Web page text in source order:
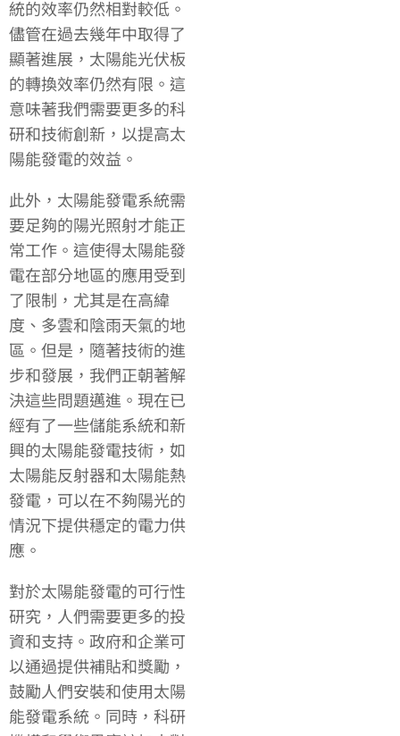
統的效率仍然相對較低。
儘管在過去幾年中取得了
顯著進展，太陽能光伏板
的轉換效率仍然有限。這
意味著我們需要更多的科
研和技術創新，以提高太
陽能發電的效益。
此外，太陽能發電系統需
要足夠的陽光照射才能正
常工作。這使得太陽能發
電在部分地區的應用受到
了限制，尤其是在高緯
度、多雲和陰雨天氣的地
區。但是，隨著技術的進
步和發展，我們正朝著解
決這些問題邁進。現在已
經有了一些儲能系統和新
興的太陽能發電技術，如
太陽能反射器和太陽能熱
發電，可以在不夠陽光的
情況下提供穩定的電力供
應。
對於太陽能發電的可行性
研究，人們需要更多的投
資和支持。政府和企業可
以通過提供補貼和獎勵，
鼓勵人們安裝和使用太陽
能發電系統。同時，科研